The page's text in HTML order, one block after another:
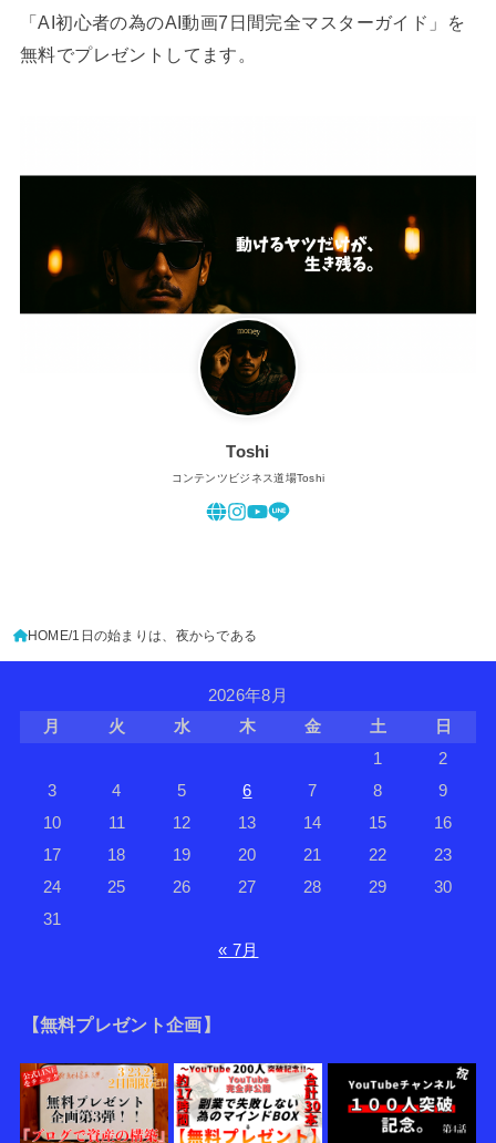
「AI初心者の為のAI動画7日間完全マスターガイド」を
無料でプレゼントしてます。
Toshi
コンテンツビジネス道場Toshi
HOME 1日の始まりは、夜からである
2026年8月
月
火 水 木 金 土
日
1
2
3
4 5 6 7 8
9
10
11 12 13 14 15
16
17
18 19 20 21 22
23
24
25 26 27 28 29
30
31
« 7月
【無料プレゼント企画】